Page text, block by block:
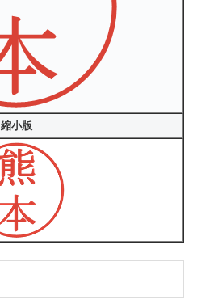
縮小版